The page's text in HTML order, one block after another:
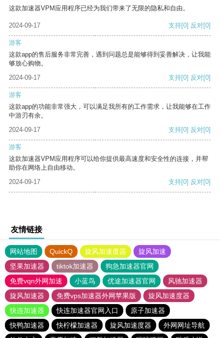
这款加速器VPM应用程序已经为我们带来了无限的隐私和自由。
2024-09-17 支持[0] 反对[0]
游客
这款app的售后服务非常完善，遇到问题总是能够得到妥善解决，让我能
够放心购物。
2024-09-17
支持[0] 反对[0]
游客
这款app的功能非常强大，可以满足我所有的工作需求，让我能够在工作
中游刃有余。
2024-09-17
支持[0] 反对[0]
游客
这款加速器VPM应用程序可以给你提供最高速度和安全性的连接，并帮
助你在网络上自由移动。
2024-09-17
支持[0] 反对[0]
友情链接
网站地图 QuickQ 旋风加速度器
旋风加速
坚果加速器
tiktok加速器
狗急加速器官网
免费vqn外网加速
小蓝鸟 优途加速器官网
风驰加速器
旋风加速器
免费vps加速器外网苹果版
旋风加速度器
快连加速器
快连加速器官网入口
原子加速器
快鸭加速器
快柠檬加速器 旋风加速度器
外网网址导航